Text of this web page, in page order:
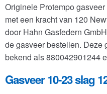
Klantenservice
FAQ
Originele Protempo
met een kracht van 120
door Hahn Gasfedern
de gasveer bestellen. Deze
bekend als 880042901244
Gasveer 10-23 slag